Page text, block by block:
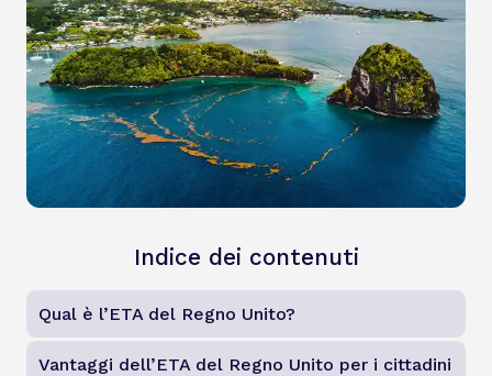
Indice dei contenuti
Qual è l’ETA del Regno Unito?
Vantaggi dell’ETA del Regno Unito per i cittadini